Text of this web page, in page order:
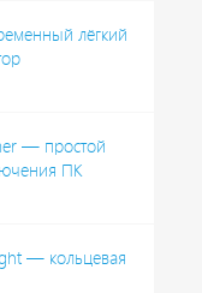
лёгкий
— простой
ПК
— кольцевая